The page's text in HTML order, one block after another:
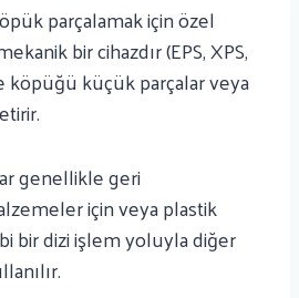
parçalamak için özel
bir cihazdır (EPS, XPS,
köpüğü küçük parçalar veya
genellikle geri
için veya plastik
bir dizi işlem yoluyla diğer